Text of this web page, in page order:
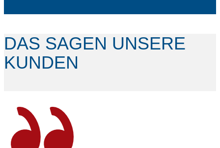
DAS SAGEN UNSERE
KUNDEN